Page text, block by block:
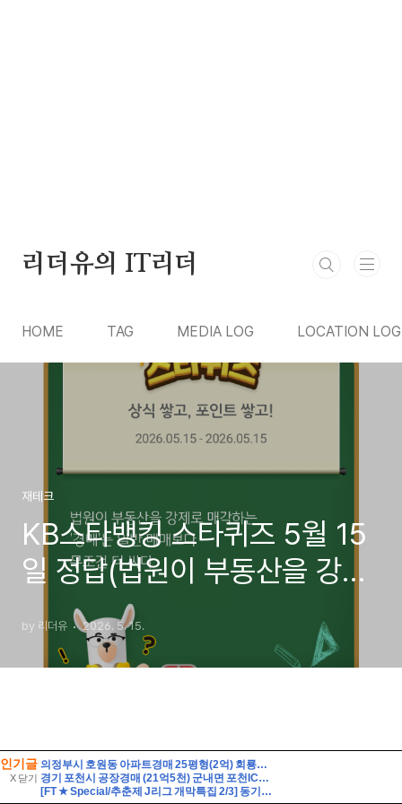
인기글
X 닫기
의정부시 호원동 아파트경매 25평형(2억) 회룡역인근 신원아파트 14층 유찰1회 의정부호원동신원아파트 법원경매 매매
경기 포천시 공장경매 (21억5천) 군내면 포천IC근거리 토지1548평 건물475평 창고시설 작업장사무실 유찰2회 포천시군내면공장창고 법원경매 매매
[FT ★ Special/추춘제 J리그 개막특집 2/3] 동기부여를 가득 채워라! J리그 백년구상리그